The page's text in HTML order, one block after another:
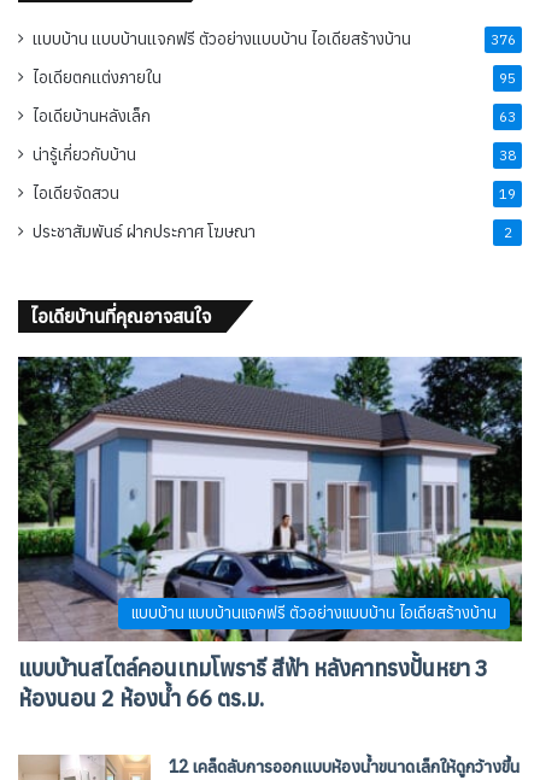
แบบบ้าน แบบบ้านแจกฟรี ตัวอย่างแบบบ้าน ไอเดียสร้างบ้าน 376
ไอเดียตกแต่งภายใน 95
ไอเดียบ้านหลังเล็ก 63
น่ารู้เกี่ยวกับบ้าน 38
ไอเดียจัดสวน 19
ประชาสัมพันธ์ ฝากประกาศ โฆษณา 2
ไอเดียบ้านที่คุณอาจสนใจ
แบบบ้าน แบบบ้านแจกฟรี ตัวอย่างแบบบ้าน ไอเดียสร้างบ้าน
แบบบ้านสไตล์คอนเทมโพรารี สีฟ้า หลังคาทรงปั้นหยา 3
ห้องนอน 2 ห้องน้ำ 66 ตร.ม.
12 เคล็ดลับการออกแบบห้องน้ำขนาดเล็กให้ดูกว้างขึ้น